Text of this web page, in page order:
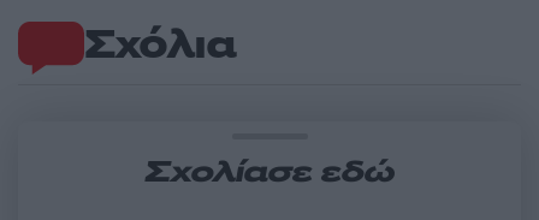
Σχόλια
Σχολίασε εδώ